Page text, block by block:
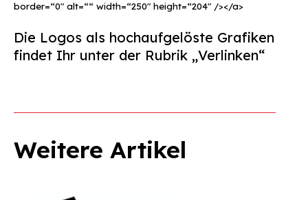
border=“0″ alt=““ width=“250″ height=“204″ /></a>
Die Logos als hochaufgelöste Grafiken
findet Ihr unter der Rubrik „Verlinken“
Weitere Artikel